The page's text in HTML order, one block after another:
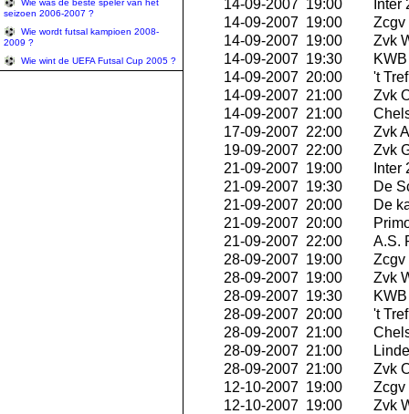
Wie was de beste speler van het
seizoen 2006-2007 ?
Wie wordt futsal kampioen 2008-
2009 ?
Wie wint de UEFA Futsal Cup 2005 ?
14-09-2007 19:00
Inter
14-09-2007 19:00
Zcgv
14-09-2007 19:00
Zvk
14-09-2007 19:30
14-09-2007 20:00
't
14-09-2007 21:00
Zvk
14-09-2007 21:00
17-09-2007 22:00
Zvk
19-09-2007 22:00
Zvk
21-09-2007 19:00
Inter
21-09-2007 19:30
De
21-09-2007 20:00
De
21-09-2007 20:00
21-09-2007 22:00
A.S.
28-09-2007 19:00
Zcgv
28-09-2007 19:00
Zvk
28-09-2007 19:30
28-09-2007 20:00
't
28-09-2007 21:00
28-09-2007 21:00
28-09-2007 21:00
Zvk
12-10-2007 19:00
Zcgv
12-10-2007 19:00
Zvk